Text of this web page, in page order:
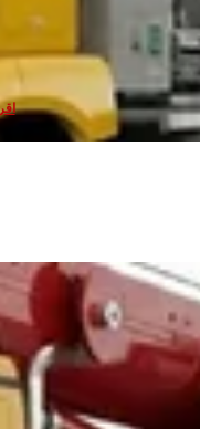
لـ مركبات أسطول
أنظمة
هي مركبات تعمل بشكل